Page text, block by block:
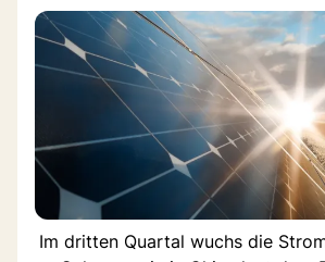
Im dritten Quartal wuchs die